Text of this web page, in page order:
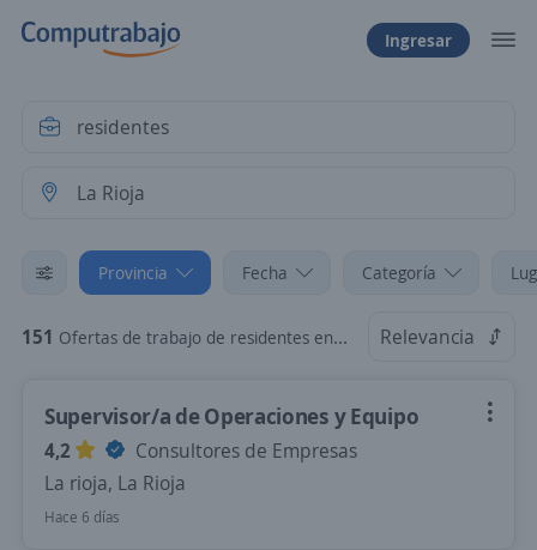
Ingresar
Provincia Fecha Categoría
151 Ofertas de trabajo de residentes en La Rioja Relevancia
Supervisor/a de Operaciones y Equipo
4,2
Consultores de Empresas
La rioja, La Rioja
Hace 6 días